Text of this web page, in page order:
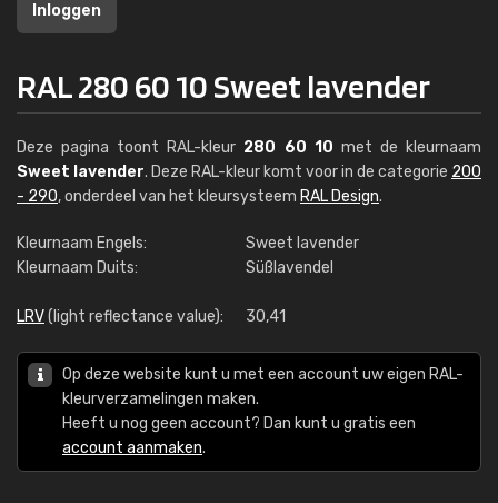
Inloggen
RAL 280 60 10 Sweet lavender
Deze pagina toont RAL-kleur 280 60 10 met de kleurnaam
Sweet lavender. Deze RAL-kleur komt voor in de categorie 200
- 290, onderdeel van het kleursysteem RAL Design.
Kleurnaam Engels:
Sweet lavender
Kleurnaam Duits:
Süßlavendel
LRV(light reflectance value): 30,41
Op deze website kunt u met een account uw eigen RAL-
kleurverzamelingen maken.
Heeft u nog geen account? Dan kunt u gratis een
account aanmaken.